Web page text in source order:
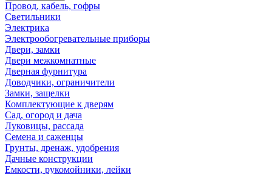
Провод, кабель, гофры
Светильники
Электрика
Электрообогревательные приборы
Двери, замки
Двери межкомнатные
Дверная фурнитура
Доводчики, ограничители
Замки, защелки
Комплектующие к дверям
Сад, огород и дача
Луковицы, рассада
Семена и саженцы
Грунты, дренаж, удобрения
Дачные конструкции
Емкости, рукомойники, лейки